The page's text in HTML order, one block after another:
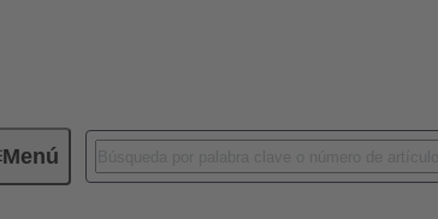
MenúConectores industriales / Han®